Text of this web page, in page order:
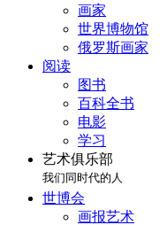
画家
世界博物馆
俄罗斯画家
阅读
图书
百科全书
电影
学习
艺术俱乐部
我们同时代的人
世博会
画报艺术